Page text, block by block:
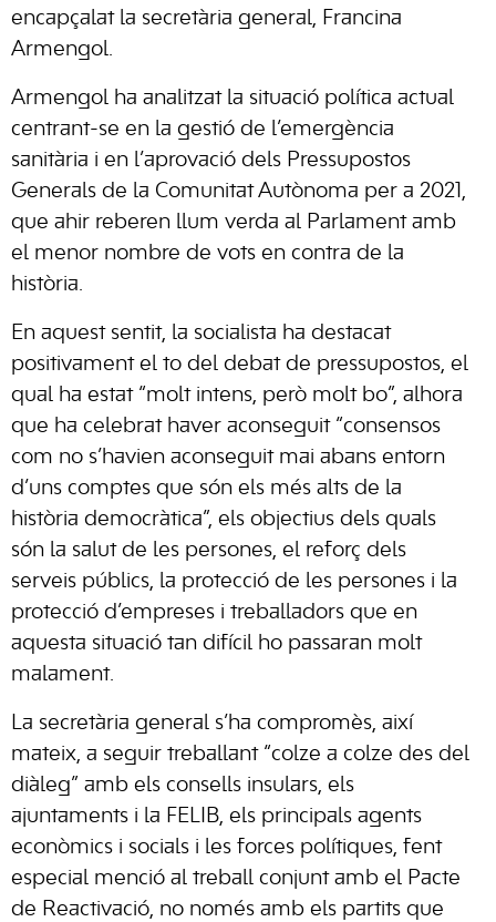
encapçalat la secretària general, Francina
Armengol.
Armengol ha analitzat la situació política actual
centrant-se en la gestió de l’emergència
sanitària i en l’aprovació dels Pressupostos
Generals de la Comunitat Autònoma per a 2021,
que ahir reberen llum verda al Parlament amb
el menor nombre de vots en contra de la
història.
En aquest sentit, la socialista ha destacat
positivament el to del debat de pressupostos, el
qual ha estat “molt intens, però molt bo”, alhora
que ha celebrat haver aconseguit “consensos
com no s’havien aconseguit mai abans entorn
d’uns comptes que són els més alts de la
història democràtica”, els objectius dels quals
són la salut de les persones, el reforç dels
serveis públics, la protecció de les persones i la
protecció d’empreses i treballadors que en
aquesta situació tan difícil ho passaran molt
malament.
La secretària general s’ha compromès, així
mateix, a seguir treballant “colze a colze des del
diàleg” amb els consells insulars, els
ajuntaments i la FELIB, els principals agents
econòmics i socials i les forces polítiques, fent
especial menció al treball conjunt amb el Pacte
de Reactivació, no només amb els partits que